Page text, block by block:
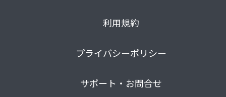
利用規約
プライバシーポリシー
サポート・お問合せ